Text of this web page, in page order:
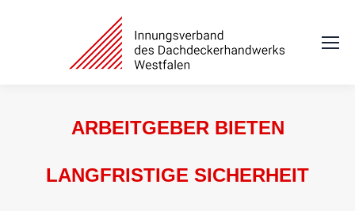
ARBEITGEBER BIETEN
LANGFRISTIGE SICHERHEIT